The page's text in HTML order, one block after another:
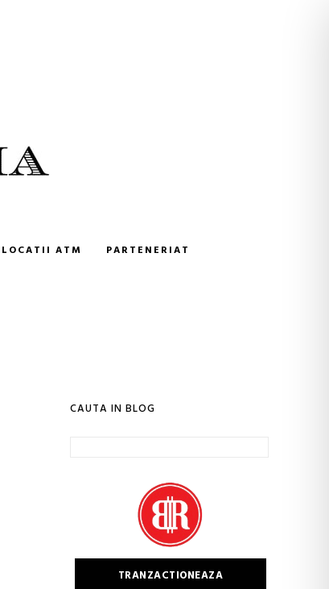
LOCATII ATM PARTENERIAT
CAUTA IN BLOG
TRANZACTIONEAZA